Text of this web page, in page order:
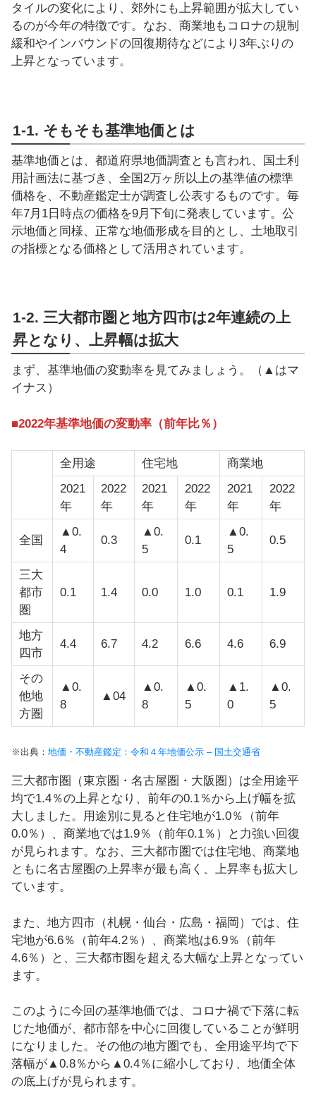
タイルの変化により、郊外にも上昇範囲が拡大してい
るのが今年の特徴です。なお、商業地もコロナの規制
緩和やインバウンドの回復期待などにより3年ぶりの
上昇となっています。
1-1. そもそも基準地価とは
基準地価とは、都道府県地価調査とも言われ、国土利
用計画法に基づき、全国2万ヶ所以上の基準値の標準
価格を、不動産鑑定士が調査し公表するものです。毎
年7月1日時点の価格を9月下旬に発表しています。公
示地価と同様、正常な地価形成を目的とし、土地取引
の指標となる価格として活用されています。
1-2. 三大都市圏と地方四市は2年連続の上
昇となり、上昇幅は拡大
まず、基準地価の変動率を見てみましょう。（▲はマ
イナス）
■2022年基準地価の変動率（前年比％）
全用途 住宅地
商業地
2021
年
2022
年
2021
年
2022
年
2021
年
2022
年
全国
▲0.
4
0.3
▲0.
5
0.1
▲0.
5
0.5
三大
都市
圏
0.1 1.4 0.0 1.0 0.1 1.9
地方
四市
4.4 6.7 4.2 6.6 4.6 6.9
その
他地
方圏
▲0.
8
▲04
▲0.
8
▲0.
5
▲1.
0
▲0.
5
※出典： 地価・不動産鑑定：令和４年地価公示 – 国土交通省
三大都市圏（東京圏・名古屋圏・大阪圏）は全用途平
均で1.4％の上昇となり、前年の0.1％から上げ幅を拡
大しました。用途別に見ると住宅地が1.0％（前年
0.0％）、商業地では1.9％（前年0.1％）と力強い回復
が見られます。なお、三大都市圏では住宅地、商業地
ともに名古屋圏の上昇率が最も高く、上昇率も拡大し
ています。
また、地方四市（札幌・仙台・広島・福岡）では、住
宅地が6.6％（前年4.2％）、商業地は6.9％（前年
4.6％）と、三大都市圏を超える大幅な上昇となってい
ます。
このように今回の基準地価では、コロナ禍で下落に転
じた地価が、都市部を中心に回復していることが鮮明
になりました。その他の地方圏でも、全用途平均で下
落幅が▲0.8％から▲0.4％に縮小しており、地価全体
の底上げが見られます。